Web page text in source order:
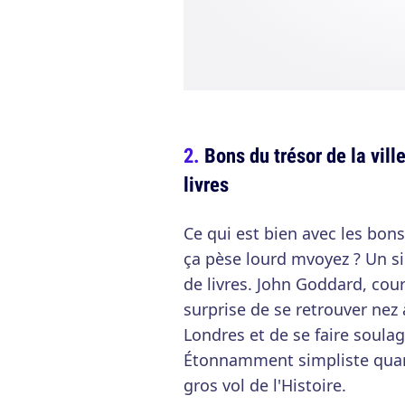
Bons du trésor de la
livres
Ce qui est bien avec les
ça pèse lourd mvoyez ? Un
de livres. John Goddard,
surprise de se retrouver
Londres et de se faire
Étonnamment simpliste
gros vol de l'Histoire.